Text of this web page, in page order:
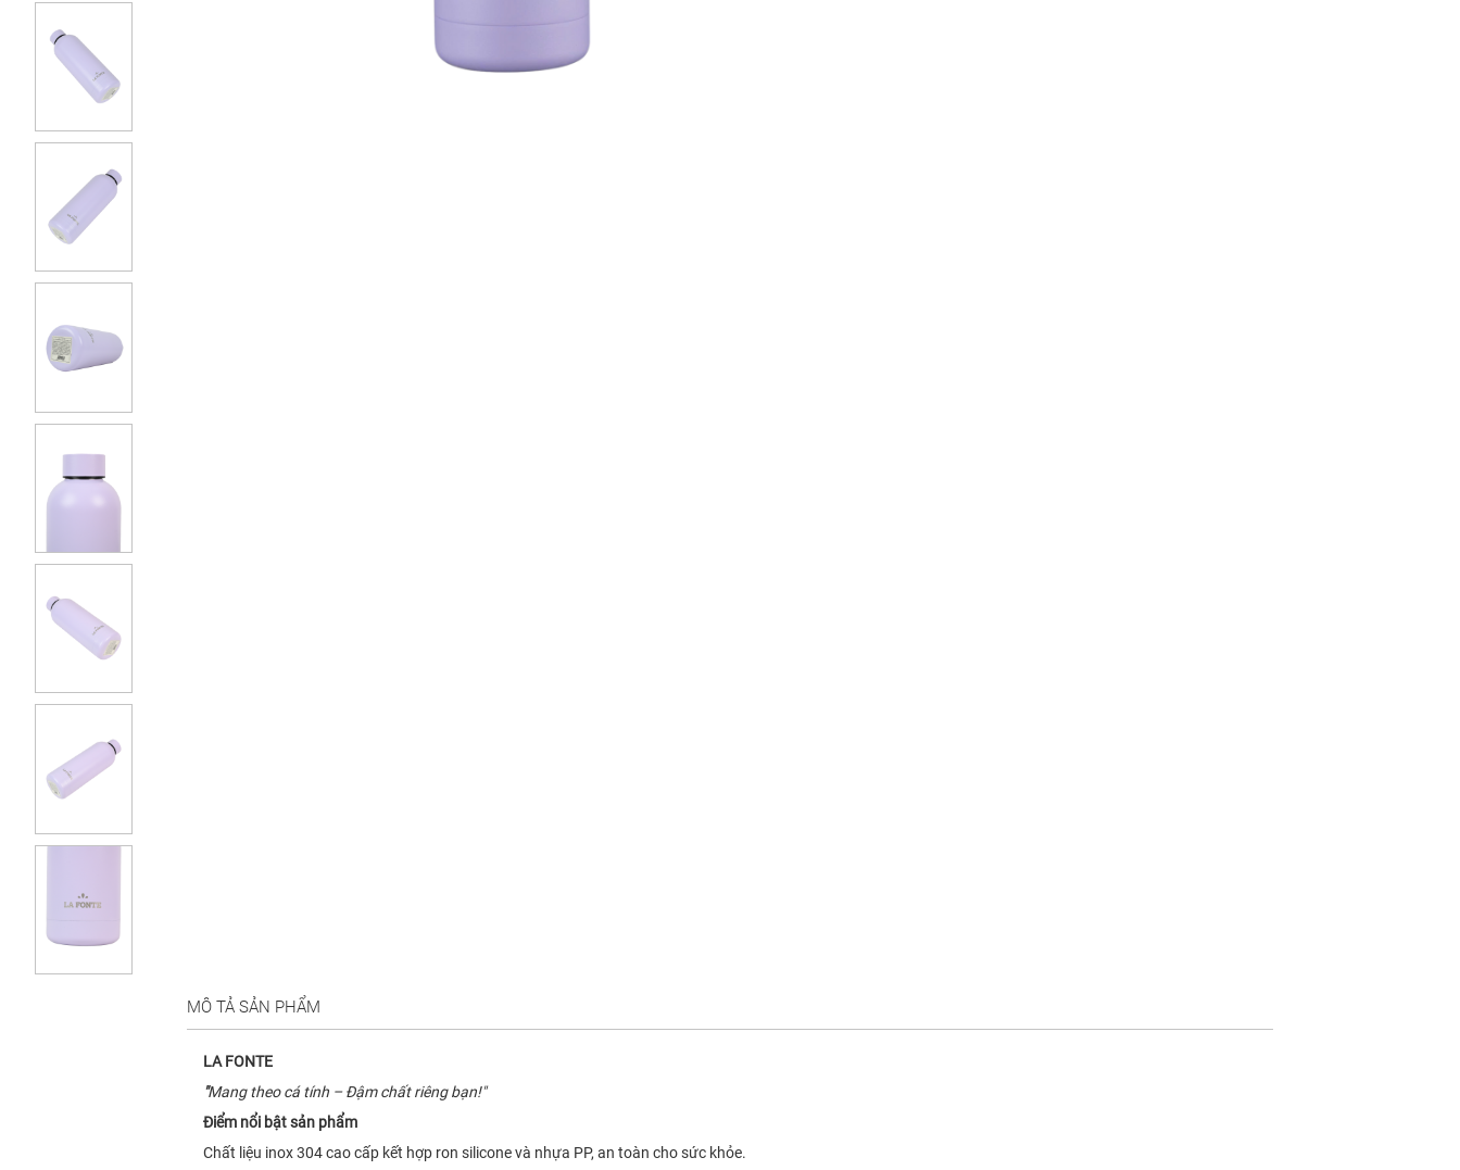
MÔ TẢ SẢN PHẨM
LA FONTE
"Mang theo cá tính – Đậm chất riêng bạn!"
Điểm nổi bật sản phẩm
Chất liệu inox 304 cao cấp kết hợp ron silicone và nhựa PP, an toàn cho sức khỏe.